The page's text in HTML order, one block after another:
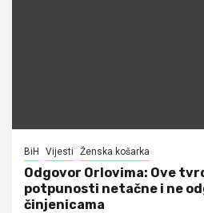
BiH Vijesti Ženska košarka
Odgovor Orlovima: ​Ove
potpunosti netačne i ne
činjenicama